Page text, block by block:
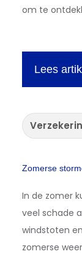
om te
Lees
Zomerse
In de zomer
veel schade
windstoten
zomerse